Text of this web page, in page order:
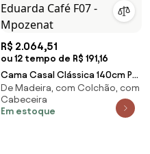
R$ 2.064,51
ou 12 tempo de R$ 191,16
Cama Casal Clássica 140cm Pé
Madeira Eduarda Café F07 -
Mpozenat
De Madeira, com Colchão, com
Cabeceira
Em estoque